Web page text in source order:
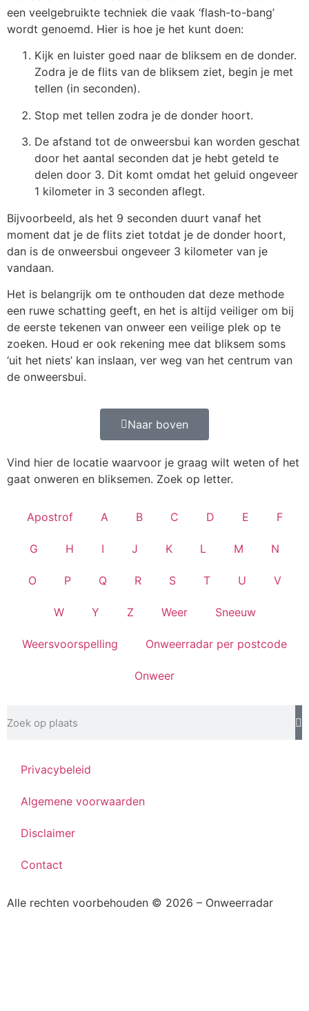
een veelgebruikte techniek die vaak ‘flash-to-bang’
wordt genoemd. Hier is hoe je het kunt doen:
Kijk en luister goed naar de bliksem en de donder.
Zodra je de flits van de bliksem ziet, begin je met
tellen (in seconden).
Stop met tellen zodra je de donder hoort.
De afstand tot de onweersbui kan worden geschat
door het aantal seconden dat je hebt geteld te
delen door 3. Dit komt omdat het geluid ongeveer
1 kilometer in 3 seconden aflegt.
Bijvoorbeeld, als het 9 seconden duurt vanaf het
moment dat je de flits ziet totdat je de donder hoort,
dan is de onweersbui ongeveer 3 kilometer van je
vandaan.
Het is belangrijk om te onthouden dat deze methode
een ruwe schatting geeft, en het is altijd veiliger om bij
de eerste tekenen van onweer een veilige plek op te
zoeken. Houd er ook rekening mee dat bliksem soms
‘uit het niets’ kan inslaan, ver weg van het centrum van
de onweersbui.
Naar boven
Vind hier de locatie waarvoor je graag wilt weten of het
gaat onweren en bliksemen. Zoek op letter.
Apostrof A B C D E F
G H I J K L M N
O P Q R S T U V
W Y Z Weer Sneeuw
Weersvoorspelling Onweerradar per postcode
Onweer
Privacybeleid
Algemene voorwaarden
Disclaimer
Contact
Alle rechten voorbehouden © 2026 – Onweerradar